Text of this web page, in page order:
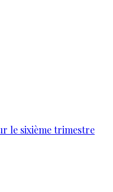
le sixième trimestre